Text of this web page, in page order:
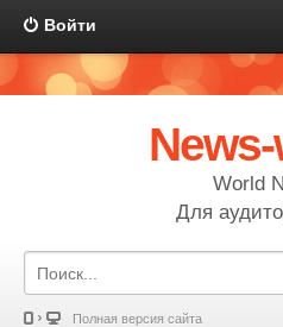
Войти
World
Для
Полная версия сайта